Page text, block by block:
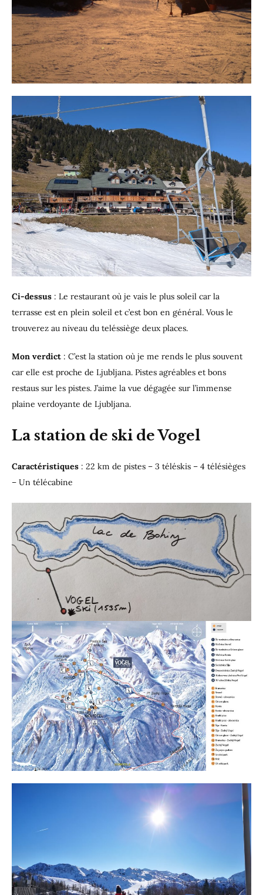
Ci-dessus : Le restaurant où je vais le plus soleil car la
terrasse est en plein soleil et c’est bon en général. Vous le
trouverez au niveau du teléssiège deux places.
Mon verdict : C’est la station où je me rends le plus souvent
car elle est proche de Ljubljana. Pistes agréables et bons
restaus sur les pistes. J’aime la vue dégagée sur l’immense
plaine verdoyante de Ljubljana.
La station de ski de Vogel
Caractéristiques : 22 km de pistes – 3 téléskis – 4 télésièges
– Un télécabine